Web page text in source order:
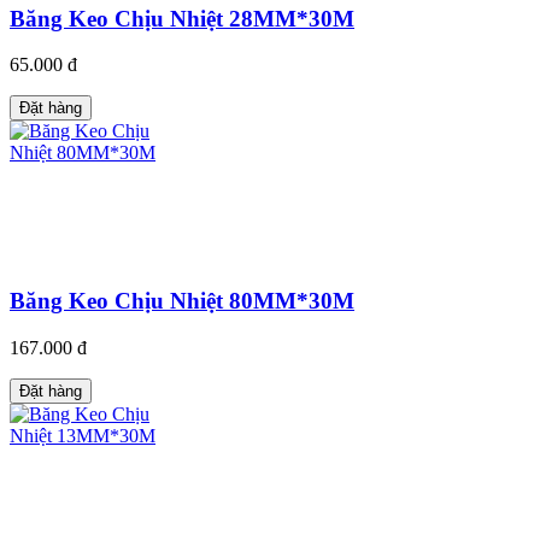
Băng Keo Chịu Nhiệt 28MM*30M
65.000 đ
Đặt hàng
Băng Keo Chịu Nhiệt 80MM*30M
167.000 đ
Đặt hàng